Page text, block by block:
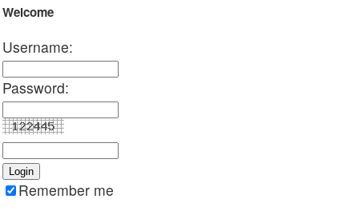
Welcome
Username:
Password:
Remember me